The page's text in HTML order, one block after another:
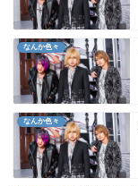
なんか色々
なんか色々